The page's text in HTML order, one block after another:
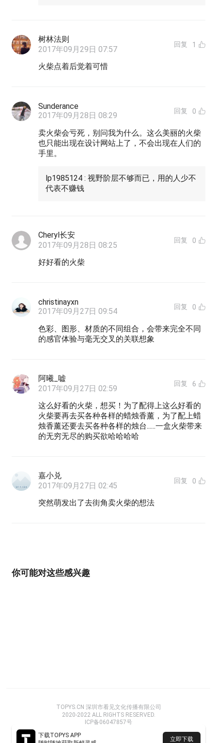
树林法则
2017年09月29日 07:57
回复 1
火柴点着后觉着可惜
Sunderance
2017年09月28日 08:29
回复 0
卖火柴会亏死，别问我为什么。这么美丽的火柴
也只能出现在设计网站上了，不会出现在人们的
手里。
lp1985124 : 视野阶层不够而已，用的人少不
代表不赚钱
Cheryl长安
2017年09月28日 08:25
回复 0
好好看的火柴
christinayxn
2017年09月27日 09:54
回复 0
色彩、图形、材质的不同组合，会带来完全不同
的感官体验与毫无交叉的关联想象
阿曦_嘘
2017年09月27日 02:59
回复 6
这么好看的火柴，想买！为了配得上这么好看的
火柴要再去买各种各样的蜡烛香薰，为了配上蜡
烛香薰还要去买各种各样的烛台......一盒火柴带来
的无穷无尽的购买欲哈哈哈哈
嘉小兑
2017年09月27日 02:45
回复 0
突然萌发出了去街角卖火柴的想法
你可能对这些感兴趣
下载TOPYS APP
立即下载
TOPYS.CN 深圳市看见文化传播有限公司
2020-2022 ALL RIGHTS RESERVED.
ICP备06047857号